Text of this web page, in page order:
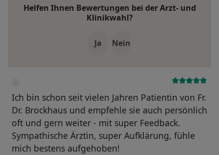
Helfen Ihnen Bewertungen bei der Arzt- und
Klinikwahl?
Ja Nein
Ich bin schon seit vielen Jahren Patientin von Fr.
Dr. Brockhaus und empfehle sie auch persönlich
oft und gern weiter - mit super Feedback.
Sympathische Ärztin, super Aufklärung, fühle
mich bestens aufgehoben!